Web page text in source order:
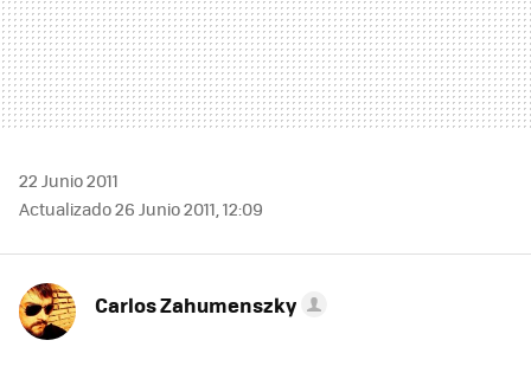
22 Junio 2011
Actualizado 26 Junio 2011, 12:09
Carlos Zahumenszky